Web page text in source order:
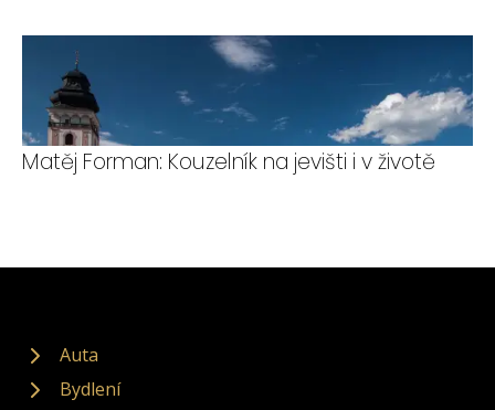
Matěj Forman: Kouzelník na jevišti i v životě
Auta
Bydlení